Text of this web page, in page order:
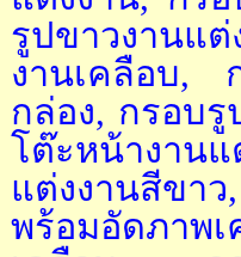
รูปขาวงานแ
งานเคลือบ,
กล่อง, กรอบรู
โต๊ะหน้างาน
แต่งงานสีขาว
พร้อมอัดภา